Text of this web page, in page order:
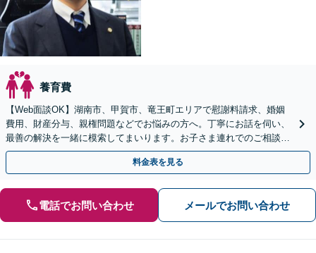
養育費
【Web面談OK】湖南市、甲賀市、竜王町エリアで慰謝料請求、婚姻
費用、財産分与、親権問題などでお悩みの方へ。丁寧にお話を伺い、
最善の解決を一緒に模索してまいります。お子さま連れでのご相談も
可能です【出張相談OK】【甲西駅1分】
料金表を見る
電話でお問い合わせ メールでお問い合わせ